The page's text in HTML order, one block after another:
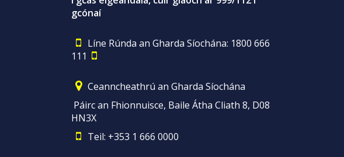
gcónaí
Líne Rúnda an Gharda Síochána: 1800 666
111
Ceanncheathrú an Gharda Síochána
Páirc an Fhionnuisce, Baile Átha Cliath 8, D08
HN3X
Teil: +353 1 666 0000